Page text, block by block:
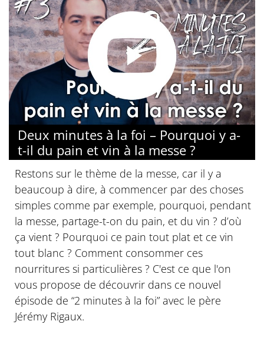
Deux minutes à la foi – Pourquoi y a-
t-il du pain et vin à la messe ?
Restons sur le thème de la messe, car il y a
beaucoup à dire, à commencer par des choses
simples comme par exemple, pourquoi, pendant
la messe, partage-t-on du pain, et du vin ? d’où
ça vient ? Pourquoi ce pain tout plat et ce vin
tout blanc ? Comment consommer ces
nourritures si particulières ? C'est ce que l'on
vous propose de découvrir dans ce nouvel
épisode de “2 minutes à la foi” avec le père
Jérémy Rigaux.